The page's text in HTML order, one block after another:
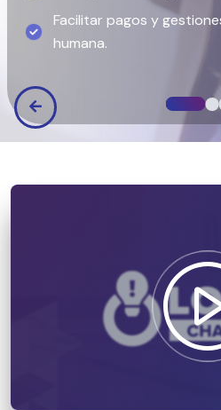
Facilitar pagos y
humana.